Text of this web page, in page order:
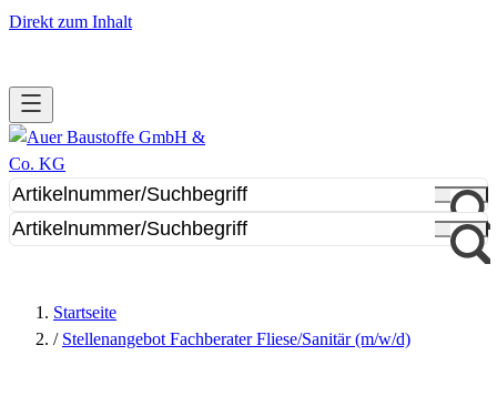
Direkt zum Inhalt
Startseite
/ Stellenangebot Fachberater Fliese/Sanitär (m/w/d)